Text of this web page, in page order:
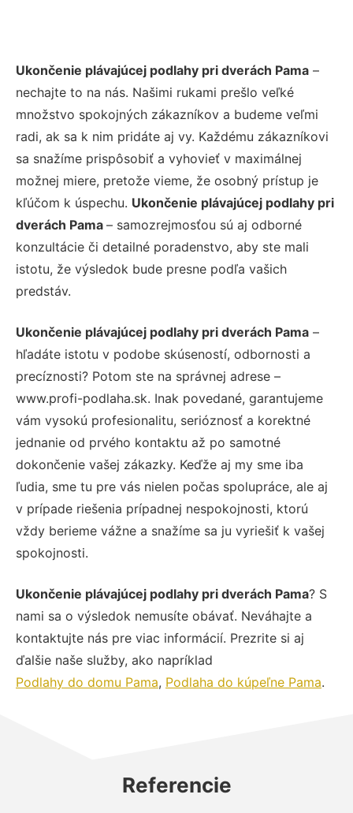
Ukončenie plávajúcej podlahy pri dverách Pama –
nechajte to na nás. Našimi rukami prešlo veľké
množstvo spokojných zákazníkov a budeme veľmi
radi, ak sa k nim pridáte aj vy. Každému zákazníkovi
sa snažíme prispôsobiť a vyhovieť v maximálnej
možnej miere, pretože vieme, že osobný prístup je
kľúčom k úspechu. Ukončenie plávajúcej podlahy pri
dverách Pama – samozrejmosťou sú aj odborné
konzultácie či detailné poradenstvo, aby ste mali
istotu, že výsledok bude presne podľa vašich
predstáv.
Ukončenie plávajúcej podlahy pri dverách Pama –
hľadáte istotu v podobe skúseností, odbornosti a
precíznosti? Potom ste na správnej adrese –
www.profi-podlaha.sk. Inak povedané, garantujeme
vám vysokú profesionalitu, serióznosť a korektné
jednanie od prvého kontaktu až po samotné
dokončenie vašej zákazky. Keďže aj my sme iba
ľudia, sme tu pre vás nielen počas spolupráce, ale aj
v prípade riešenia prípadnej nespokojnosti, ktorú
vždy berieme vážne a snažíme sa ju vyriešiť k vašej
spokojnosti.
Ukončenie plávajúcej podlahy pri dverách Pama? S
nami sa o výsledok nemusíte obávať. Neváhajte a
kontaktujte nás pre viac informácií. Prezrite si aj
ďalšie naše služby, ako napríklad
Podlahy do domu Pama, Podlaha do kúpeľne Pama.
Referencie